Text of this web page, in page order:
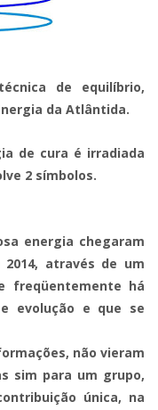
de equilíbrio,
da Atlântida.
de cura é irradiada
2 símbolos.
energia chegaram
através de um
freqüentemente há
evolução e que se
não vieram
sim para um grupo,
única, na